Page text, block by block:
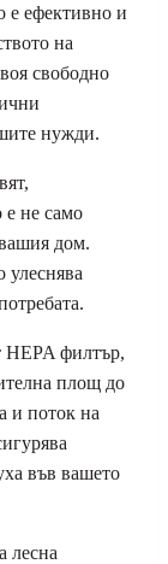
е ефективно и
на
свободно
нужди.
е не само
дом.
улеснява
HEPA филтър,
площ до
и поток на
във вашето
лесна